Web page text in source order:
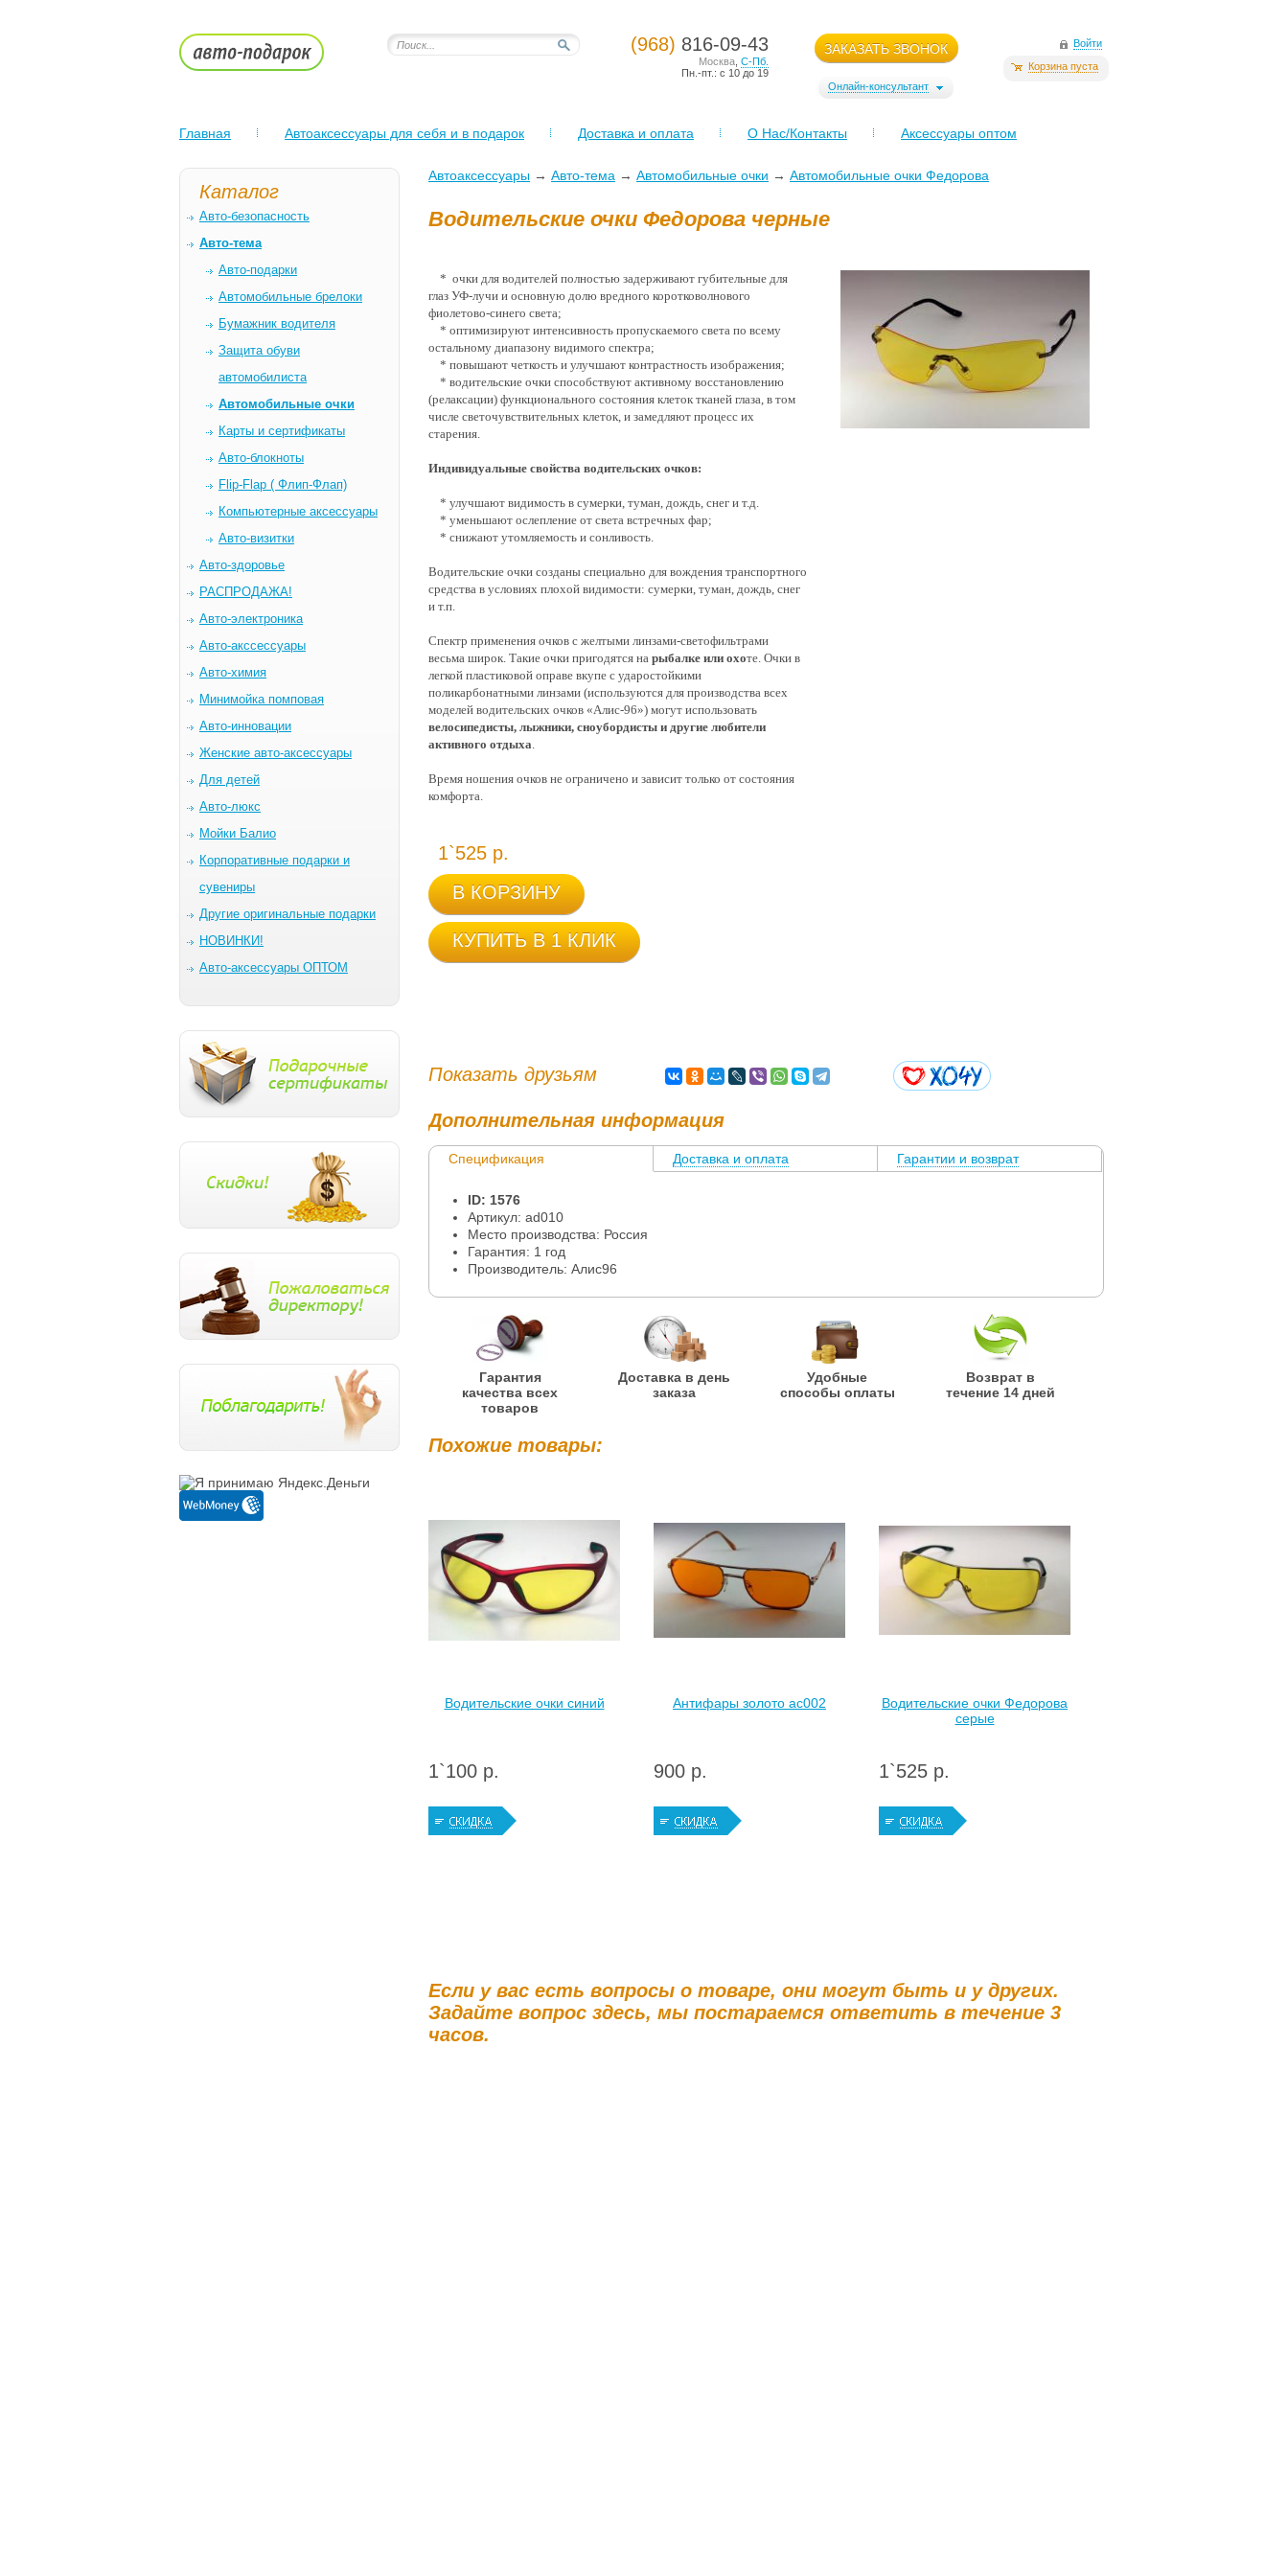
(968) 816-09-43
Москва С-Пб.
Пн.-пт.: с 10 до 19
ЗАКАЗАТЬ ЗВОНОК
Онлайн-консультант
Войти
Корзина пуста
Главная Автоаксессуары для себя и в подарок Доставка и оплата О Нас/Контакты Аксессуары оптом
Каталог
Авто-безопасность
Авто-тема
Авто-подарки
Автомобильные брелоки
Бумажник водителя
Защита обуви
автомобилиста
Автомобильные очки
Карты и сертификаты
Авто-блокноты
Flip-Flap ( Флип-Флап)
Компьютерные аксессуары
Авто-визитки
Авто-здоровье
РАСПРОДАЖА!
Авто-электроника
Авто-акссессуары
Авто-химия
Минимойка помповая
Авто-инновации
Женские авто-аксессуары
Для детей
Авто-люкс
Мойки Балио
Корпоративные подарки и
сувениры
Другие оригинальные подарки
НОВИНКИ!
Авто-аксессуары ОПТОМ
Автоаксессуары → Авто-тема → Автомобильные очки → Автомобильные очки Федорова
Водительские очки Федорова черные
* очки для водителей полностью задерживают губительные для
глаз УФ-лучи и основную долю вредного коротковолнового
фиолетово-синего света;
* оптимизируют интенсивность пропускаемого света по всему
остальному диапазону видимого спектра;
* повышают четкость и улучшают контрастность изображения;
* водительские очки способствуют активному восстановлению
(релаксации) функционального состояния клеток тканей глаза, в том
числе светочувствительных клеток, и замедляют процесс их
старения.
Индивидуальные свойства водительских очков:
* улучшают видимость в сумерки, туман, дождь, снег и т.д.
* уменьшают ослепление от света встречных фар;
* снижают утомляемость и сонливость.
Водительские очки созданы специально для вождения транспортного
средства в условиях плохой видимости: сумерки, туман, дождь, снег
и т.п.
Спектр применения очков с желтыми линзами-светофильтрами
весьма широк. Такие очки пригодятся на рыбалке или охоте. Очки в
легкой пластиковой оправе вкупе с ударостойкими
поликарбонатными линзами (используются для производства всех
моделей водительских очков «Алис-96») могут использовать
велосипедисты, лыжники, сноубордисты и другие любители
активного отдыха.
Время ношения очков не ограничено и зависит только от состояния
комфорта.
1`525 р.
В КОРЗИНУ
КУПИТЬ В 1 КЛИК
Показать друзьям
Дополнительная информация
Спецификация Доставка и оплата
Гарантии и возврат
ID: 1576
Артикул: ad010
Место производства: Россия
Гарантия: 1 год
Производитель: Алис96
Гарантия
качества всех
товаров
Доставка в день
заказа
Удобные
способы оплаты
Возврат в
течение 14 дней
Похожие товары:
Водительские очки синий
1`100 р.
Антифары золото ac002
900 р.
Водительские очки Федорова
серые
1`525 р.
Если у вас есть вопросы о товаре, они могут быть и у других.
Задайте вопрос здесь, мы постараемся ответить в течение 3
часов.